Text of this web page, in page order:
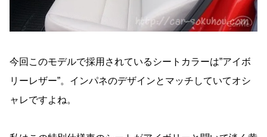
今回このモデルで採用されているシートカラーは”アイボ
リーレザー”。インパネのデザインとマッチしていてオシ
ャレですよね。